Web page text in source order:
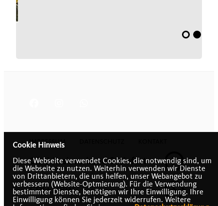
IMPRESSUM
CDU Kreisverband Steinfurt
CDU NRW
Cookie Hinweis
Diese Webseite verwendet Cookies, die notwendig sind, um
die Webseite zu nutzen. Weiterhin verwenden wir Dienste
von Drittanbietern, die uns helfen, unser Webangebot zu
verbessern (Website-Optmierung). Für die Verwendung
bestimmter Dienste, benötigen wir Ihre Einwilligung. Ihre
Einwilligung können Sie jederzeit widerrufen. Weitere